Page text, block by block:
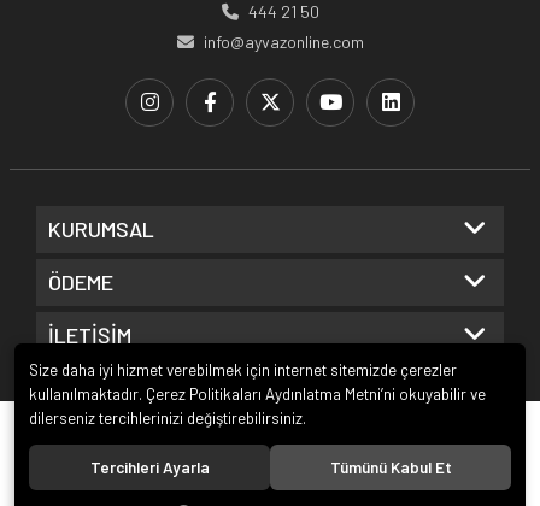
444 21 50
info@ayvazonline.com
KURUMSAL
ÖDEME
İLETİŞİM
Size daha iyi hizmet verebilmek için internet sitemizde çerezler
kullanılmaktadır. Çerez Politikaları Aydınlatma Metni’ni okuyabilir ve
dilerseniz tercihlerinizi değiştirebilirsiniz.
Tercihleri Ayarla Tümünü Kabul Et